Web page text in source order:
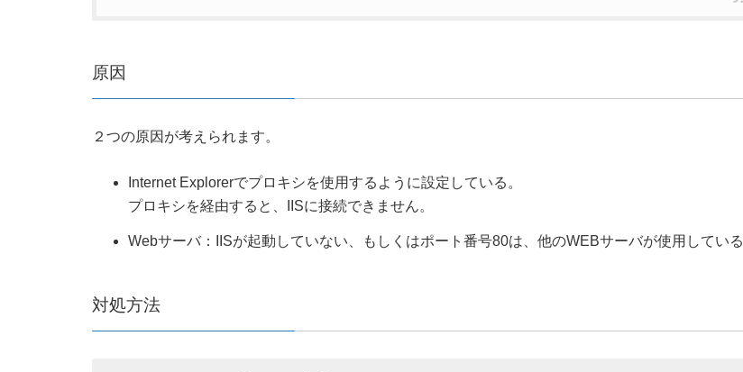
原因
２つの原因が考えられます。
Internet Explorerでプロキシを使用するように設定している。
プロキシを経由すると、IISに接続できません。
Webサーバ：IISが起動していない、もしくはポート番号80は、他のWEBサーバが使用している
対処方法